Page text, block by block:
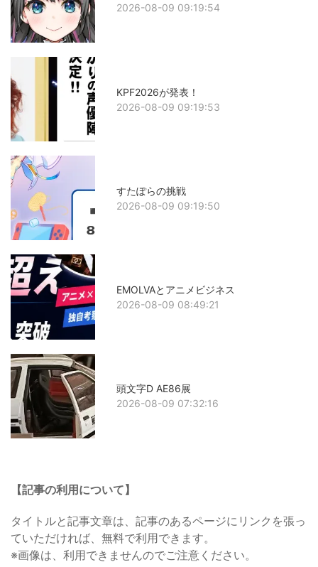
2026-08-09 09:19:54
KPF2026が発表！
2026-08-09 09:19:53
すたぽらの挑戦
2026-08-09 09:19:50
EMOLVAとアニメビジネス
2026-08-09 08:49:21
頭文字D AE86展
2026-08-09 07:32:16
【記事の利用について】
タイトルと記事文章は、記事のあるページにリンクを張っ
ていただければ、無料で利用できます。
※画像は、利用できませんのでご注意ください。